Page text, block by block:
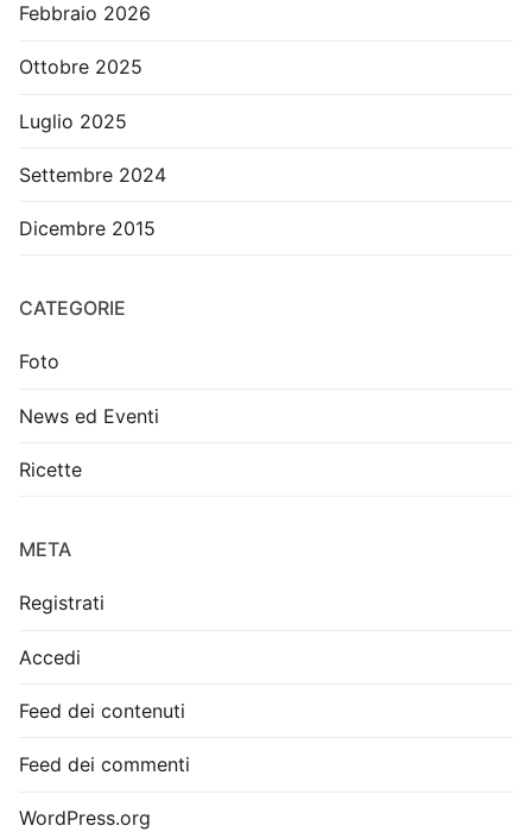
Febbraio 2026
Ottobre 2025
Luglio 2025
Settembre 2024
Dicembre 2015
CATEGORIE
Foto
News ed Eventi
Ricette
META
Registrati
Accedi
Feed dei contenuti
Feed dei commenti
WordPress.org